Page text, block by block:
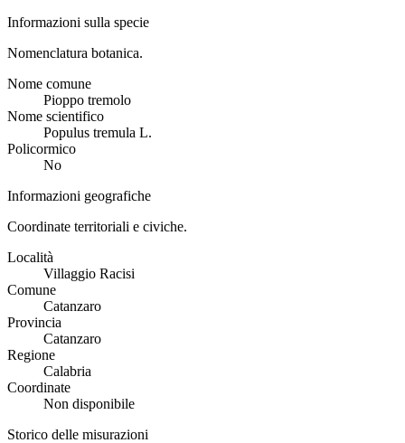
Informazioni sulla specie
Nomenclatura botanica.
Nome comune
Pioppo tremolo
Nome scientifico
Populus tremula L.
Policormico
No
Informazioni geografiche
Coordinate territoriali e civiche.
Località
Villaggio Racisi
Comune
Catanzaro
Provincia
Catanzaro
Regione
Calabria
Coordinate
Non disponibile
Storico delle misurazioni